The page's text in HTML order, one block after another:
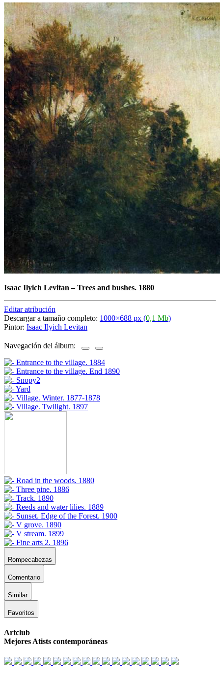
Isaac Ilyich Levitan –Trees and bushes. 1880
Editar atribución
Descargar a tamaño completo: 1000×688 px (0,1 Mb)
Pintor: Isaac Ilyich Levitan
Navegación del álbum:
Rompecabezas
Comentario
Similar
Favoritos
Artclub
Mejores Atists contemporáneas